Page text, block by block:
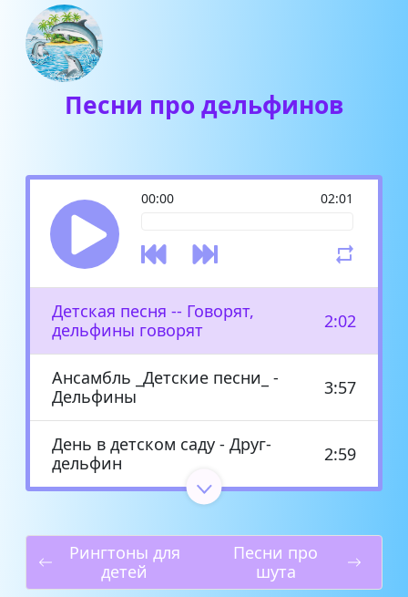
Песни про дельфинов
00:00 02:01
Детская песня -- Говорят,
дельфины говорят
2:02
Ансамбль _Детские песни_ -
Дельфины
3:57
День в детском саду - Друг-
дельфин
2:59
Детская - Песенка про
дельфинов (минусов
Детская - Песня про дельфина
Рингтоны для
детей
Песни про
шута